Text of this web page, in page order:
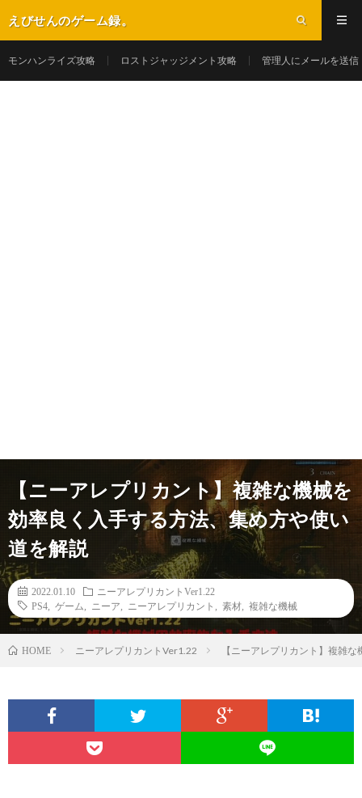
えびせんのゲーム録。
モンハンライズ攻略 ロストジャッジメント攻略 管理人にメールを送信
【ニーアレプリカント】複雑な機械を
効率良く入手する方法、集め方や使い
道を解説
2022.01.10
ニーアレプリカントVer1.22
PS4
ゲーム ニーア ニーアレプリカント 素材 複雑な機械
HOME ニーアレプリカントVer1.22 【ニーアレプリカント】複雑